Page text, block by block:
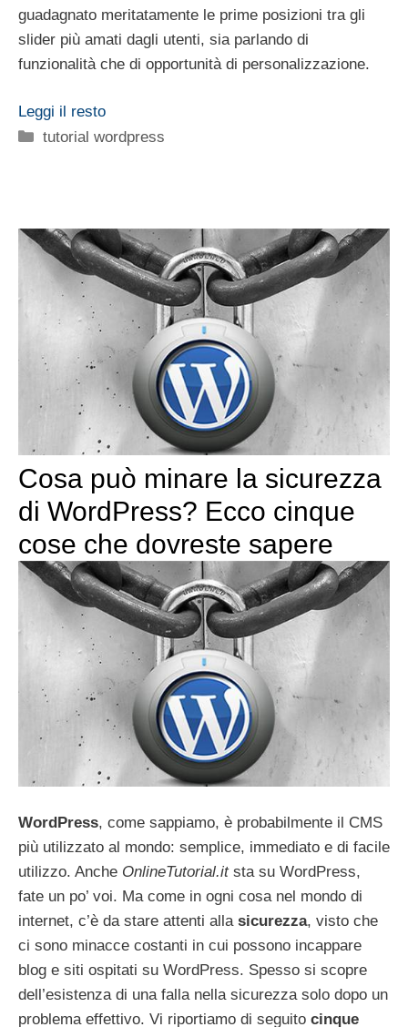
guadagnato meritatamente le prime posizioni tra gli
slider più amati dagli utenti, sia parlando di
funzionalità che di opportunità di personalizzazione.
Leggi il resto
Categorie
tutorial wordpress
Cosa può minare la sicurezza
di WordPress? Ecco cinque
cose che dovreste sapere
WordPress, come sappiamo, è probabilmente il CMS
più utilizzato al mondo: semplice, immediato e di facile
utilizzo. Anche OnlineTutorial.itsta su WordPress,
fate un po’ voi. Ma come in ogni cosa nel mondo di
internet, c’è da stare attenti alla sicurezza, visto che
ci sono minacce costanti in cui possono incappare
blog e siti ospitati su WordPress. Spesso si scopre
dell’esistenza di una falla nella sicurezza solo dopo un
problema effettivo. Vi riportiamo di seguito cinque